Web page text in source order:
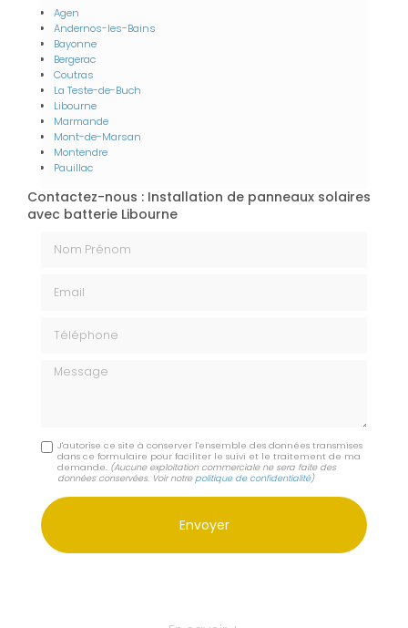
Agen
Andernos-les-Bains
Bayonne
Bergerac
Coutras
La Teste-de-Buch
Libourne
Marmande
Mont-de-Marsan
Montendre
Pauillac
Contactez-nous : Installation de panneaux solaires
avec batterie Libourne
Message
J'autorise ce site à conserver l'ensemble des données transmises
dans ce formulaire pour faciliter le suivi et le traitement de ma
demande. (Aucune exploitation commerciale ne sera faite des
données conservées. Voir notre politique de confidentialité)